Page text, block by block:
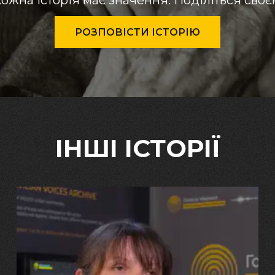
РОЗПОВІСТИ ІСТОРІЮ
ІНШІ ІСТОРІЇ